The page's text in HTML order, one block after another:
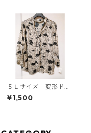
５Ｌサイズ 変形ドッ
ト 花柄 ボウタイブ
ラウス オフホワイ
¥1,500